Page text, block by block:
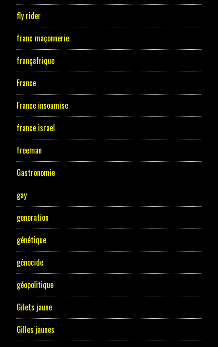
fly rider
franc maçonnerie
françafrique
France
France insoumise
france israel
freeman
Gastronomie
gay
generation
génétique
génocide
géopolitique
Gilets jaune
Gilles jaunes